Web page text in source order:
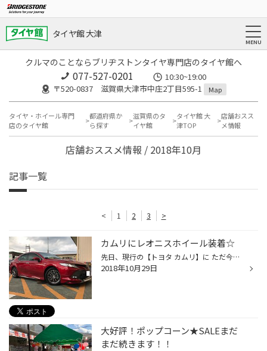
タイヤ館 大津
クルマのことならブリヂストンタイヤ専門店のタイヤ館へ
077-527-0201
10:30~19:00
〒520-0837 滋賀県大津市中庄2丁目595-1
Map
タイヤ・ホイール専門
店のタイヤ館
都道府県か
ら探す
滋賀県のタ
イヤ館
タイヤ館 大
津TOP
店舗おスス
メ情報
店舗おススメ情報 / 2018年10月
記事一覧
< 1 2 3 >
カムリにレオニスホイール装着☆
先日、現行の【トヨタ カムリ】に ただ今タイヤ館大津でキャンペーンを実施しております 【WEDS レオニス】の“MX”を装着させて頂きました(∩˃o˂∩)♡ こちらのカムリはこだわりの一台で シルバーのエアロに合わせてピッタリなホイールを…という事で レオニスMXをお選びいただきました♪” 立体感があり力...
2018年10月29日
大好評！ポップコーン★SALEまだ
まだ続きます！！